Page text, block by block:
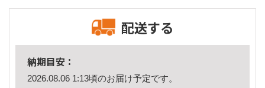
配送する
納期目安：
2026.08.06 1:13頃のお届け予定です。